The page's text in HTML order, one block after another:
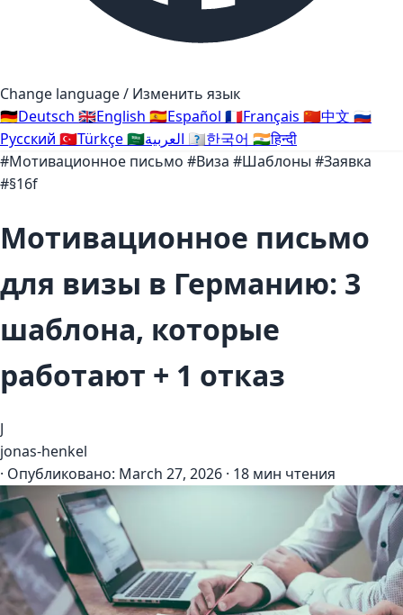
Change language / Изменить язык
🇩🇪Deutsch 🇬🇧English 🇪🇸Español 🇫🇷Français 🇨🇳中文 🇷🇺
Русский 🇹🇷Türkçe🇸🇦 🇰🇷한국어 🇮🇳हिन्दी
#Мотивационное письмо #Виза #Шаблоны #Заявка
#§16f
Мотивационное письмо
для визы в Германию: 3
шаблона, которые
работают + 1 отказ
J
jonas-henkel
· Опубликовано: March 27, 2026 · 18 мин чтения